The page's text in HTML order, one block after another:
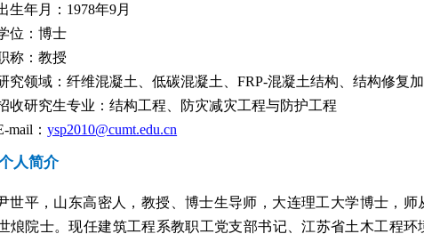
生年月： 1978年9月
位：博士
称：教授
究领域：纤维混凝土 、低碳混凝土、FRP-混凝土结构、结构修复
收研究生专业：结构工程
防灾减灾工程与防护工程
mail ：ysp2010@cumt.edu.cn
人简介
世平，山东高密人，教授、博士生导师，大连理工大学博士，师
烺院士。现任建筑工程系教职工党支部书记、江苏省土木工程环